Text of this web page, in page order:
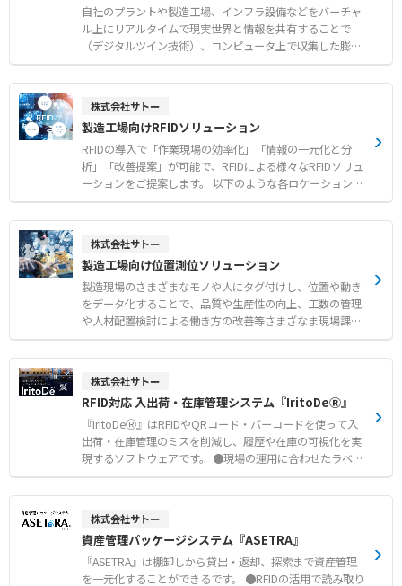
自社のプラントや製造工場、インフラ設備などをバーチャ
ル上にリアルタイムで現実世界と情報を共有することで
（デジタルツイン技術）、コンピュータ上で収集した膨大
なデータを元に、限りなく現実に近い物理的なシミュレー
ションが可能となり、自社製品の製造工程やサービスの在
り、保全業務における省人化・省力化を手助けします。ま
た、INTEGNANCE VRの最大の特徴は「ファストデジタル
ツイン」。お客様のプラントや製造工場、インフラ設備を
最短３日で仮想空間上に表現する圧倒的なスピード感を実
現し、スマート保全の最初の一歩として最適です。例えば
製造ラインの一部を変更する場合や現場の実長を計測せず
に、事前にディスプレイ上のINTEGNANCE VR上でテスト
●仮想空間上にプラントや製造工場、インフラ設備等を構
築する事で、オンラインで簡単に現場を確認でき、現場業
務の改革をサポート ●「ファストデジタルツイン」。お客
様の空間を最短３日で仮想空間上に表現する圧倒的なスピ
ード ●空間シミュレーションで足場施工箇所の計画/共用
や機器更新の資材搬入経路確認、錯綜工事確認に利用可能
傷の重点管理部をマッピング
株式会社サトー
製造工場向けRFIDソリューション
RFIDの導入で「作業現場の効率化」「情報の一元化と分
析」「改善提案」が可能で、RFIDによる様々なRFIDソリュ
ーションをご提案します。 以下のような各ロケーションで
の課題の解決が可能です。 ●入庫 ・入庫業務を効率化し
たい ・入庫や検品時のミスを防止したい ●本社・事務所
握したい ・人の出入りやモノの貸出・返却を把握し損失を
予防したい ●製造工程 ・正確にトレースデータを取得し
たい ・作業の着手・完了や工程進捗をリアルタイムに把握
したい ●出庫 ・出荷作業の効率化を図りたい ・出庫や検
品時のミスや積み忘れ発生を防止したい ●アフターマーケ
ット・消費者 ・アフターパーツの点数が多く、管理・棚卸
作業に時間がかかる
株式会社サトー
製造工場向け位置測位ソリューション
製造現場のさまざまなモノや人にタグ付けし、位置や動き
をデータ化することで、品質や生産性の向上、工数の管理
や人材配置検討による働き方の改善等さまざなま現場課題
の解決に役立ちます。 ●作業工数の自動取得 ・作業者の
負担なしにトレーサビリティを行う事が可能 ・入力作業が
減 ・歩き回る時間が削減され、作業者の負担が軽減 ・ス
ペースの有効利用が可能 ・適正な在庫管理で生産性向上
●稼働状況の可視化 ・適材適所の人材配置 ・全体が把握
できるため納期管理が明確化 ・無駄のない動線に変えるこ
とで作業の効率化が実現 ●バイタルや外部データによる安
全管理 ・作業者の転倒検知やバイタルを把握し事故予防に
株式会社サトー
RFID対応 入出荷・在庫管理システム『IritoDeⓇ』
『IritoDeⓇ』はRFIDやQRコード・バーコードを使って入
出荷・在庫管理のミスを削減し、履歴や在庫の可視化を実
現するソフトウェアです。 ●現場の運用に合わせたラベル
発行 ラベルによる正確なデータ管理で、手書きや手入力
でのミスを防止。 ●履歴・在庫の可視化 「ロケーショ
注点（発注基準数）管理による適正在庫の見極めが可能。
●RFIDによる業務の効率化 RFIDを活用することで、非
接触で一括読み取りが可能。 ※IritoDeは、サトーホールデ
ィングス株式会社の登録商標です。
株式会社サトー
資産管理パッケージシステム『ASETRA』
『ASETRA』は棚卸しから貸出・返却、探索まで資産管理
を一元化することができるです。 ●RFIDの活用で読み取り